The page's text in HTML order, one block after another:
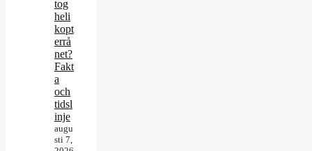
tog
heli
kopt
errå
net?
Fakt
a
och
tidsl
inje
augu
sti 7,